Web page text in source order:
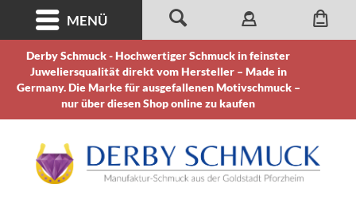
Derby Schmuck - Hochwertiger Schmuck in feinster
Juweliersqualität direkt vom Hersteller – Made in
Germany. Die Marke für ausgefallenen Motivschmuck –
nur über diesen Shop online zu kaufen
MENÜ